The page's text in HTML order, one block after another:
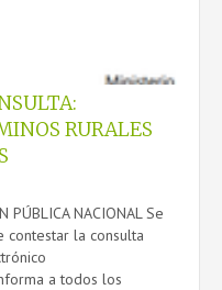
RURALES
PÚBLICA NACIONAL Se
la consulta
a todos los